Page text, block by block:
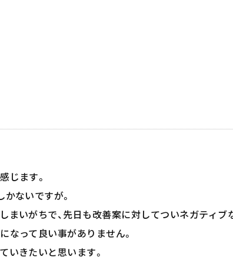
じます。
ないですが。
いがちで、先日も改善案に対してついネガティブ
って良い事がありません。
いきたいと思います。